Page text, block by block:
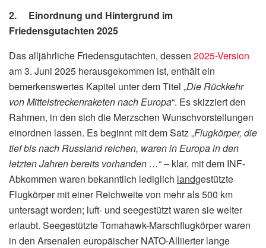
2. Einordnung und Hintergrund im
Friedensgutachten 2025
Das alljährliche Friedensgutachten, dessen 2025-Version
am 3. Juni 2025 herausgekommen ist, enthält ein
bemerkenswertes Kapitel unter dem Titel „Die Rückkehr
von Mittelstreckenraketen nach Europa“. Es skizziert den
Rahmen, in den sich die Merzschen Wunschvorstellungen
einordnen lassen. Es beginnt mit dem Satz „Flugkörper, die
tief bis nach Russland reichen, waren in Europa in den
letzten Jahren bereits vorhanden …“ – klar, mit dem INF-
Abkommen waren bekanntlich lediglich landgestützte
Flugkörper mit einer Reichweite von mehr als 500 km
untersagt worden; luft- und seegestützt waren sie weiter
erlaubt. Seegestützte Tomahawk-Marschflugkörper waren
in den Arsenalen europäischer NATO-Alliierter lange